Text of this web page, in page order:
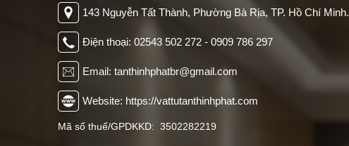
143 Nguyễn Tất Thành, Phường Bà Rịa, TP. Hồ Chí Minh.
Điện thoại: 02543 502 272 - 0909 786 297
Email: tanthinhphatbr@gmail.com
Website: https://vattutanthinhphat.com
Mã số thuế/GPDKKD: 3502282219